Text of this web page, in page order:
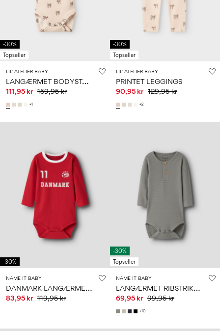
Log
ind
Har
du
Danmark
dansk
-30%
Topseller
LIL' ATELIER BABY
L
ANGÆRMET BODYSTOCKING
111,95 kr 159,95 kr
+1
-30%
Topseller
LIL' ATELIER BABY
PRINTET LEGGINGS
90,95 kr 129,95 kr
+2
-30%
NAME IT BABY
D
ANMARK LANGÆRMET BODYSTOCKING
83,95 kr 119,95 kr
-30%
Topseller
NAME IT BABY
L
ANGÆRMET RIBSTRIKKET BODYSTOCKING
69,95 kr 99,95 kr
+10